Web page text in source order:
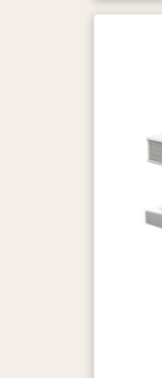
Livré